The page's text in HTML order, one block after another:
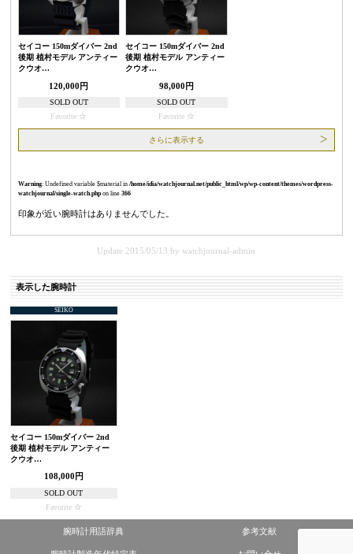
セイコー 150mダイバー 2nd
後期 植村モデル アンティー
クウオ…
120,000円
SOLD OUT
Favorite
セイコー 150mダイバー 2nd
後期 植村モデル アンティー
クウオ…
98,000円
SOLD OUT
Favorite
さらに表示する
Warning: Undefined variable $material in /home/idia/watchjournal.net/public_html/wp/wp-content/themes/wordpress-
watchjournal/single-watch.phpon line 366
印象が近い腕時計はありませんでした。
Update 2015/05/13 bywatchjournal-admin
表示した腕時計
SEIKO
セイコー 150mダイバー 2nd
後期 植村モデル アンティー
クウオ…
108,000円
SOLD OUT
Favorite
腕時計用語辞典 参考文献